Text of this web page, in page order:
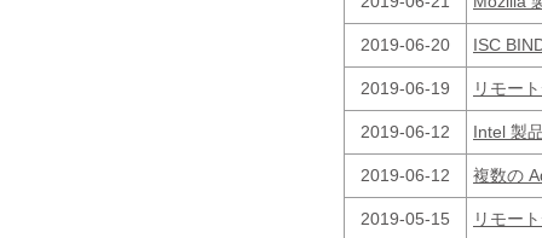
2019-06-20 ISC
2019-06-19 リモー
2019-06-12 Intel 製
2019-06-12 複数の
2019-05-15 リモー